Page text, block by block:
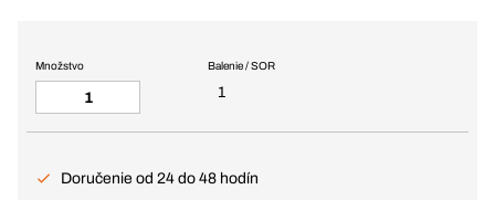
Balenie / SOR
1
Množstvo
Doručenie od 24 do 48 hodín